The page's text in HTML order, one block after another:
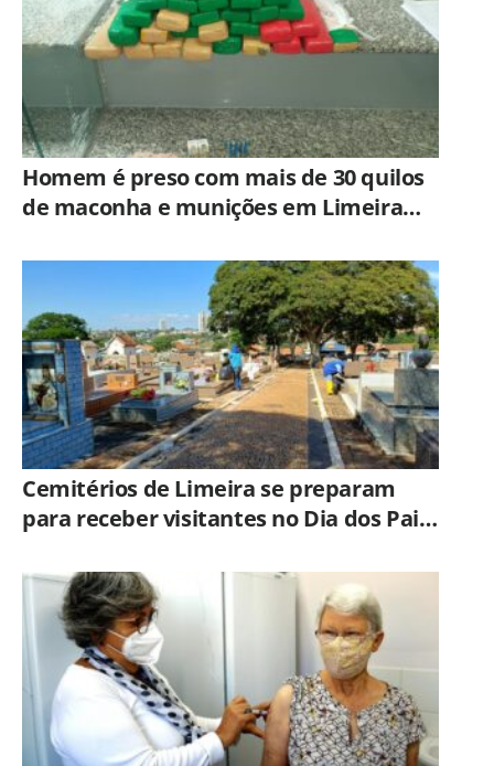
Homem é preso com mais de 30 quilos
de maconha e munições em Limeira
Cemitérios de Limeira se preparam
para receber visitantes no Dia dos Pais;